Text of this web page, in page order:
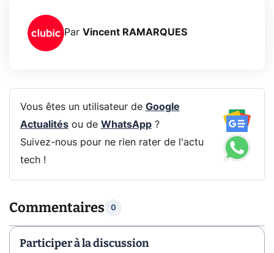
Par Vincent RAMARQUES
Vous êtes un utilisateur de Google
Actualitésou de WhatsApp?
Suivez-nous pour ne rien rater de l'actu
tech !
Commentaires 0
Participer à la discussion